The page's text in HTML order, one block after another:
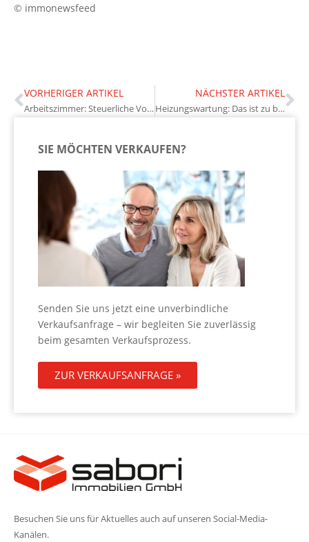
© immonewsfeed
VORHERIGER ARTIKEL
Arbeitszimmer: Steuerliche Vorteile und flexible Nutzungsmöglichkeiten
NÄCHSTER ARTIKEL
Heizungswartung: Das ist zu beachten
SIE MÖCHTEN VERKAUFEN?
Senden Sie uns jetzt eine unverbindliche
Verkaufsanfrage – wir begleiten Sie zuverlässig
beim gesamten Verkaufsprozess.
ZUR VERKAUFSANFRAGE »
Besuchen Sie uns für Aktuelles auch auf unseren Social-Media-
Kanälen.